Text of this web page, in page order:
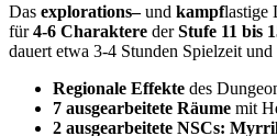
Das explorations–und kampflastige
für4-6 Charaktere derStufe 11 bis
dauert etwa 3-4 Stunden Spielzeit und
Regionale Effekte des
7 ausgearbeitete Räume mit
2 ausgearbeitete NSCs: